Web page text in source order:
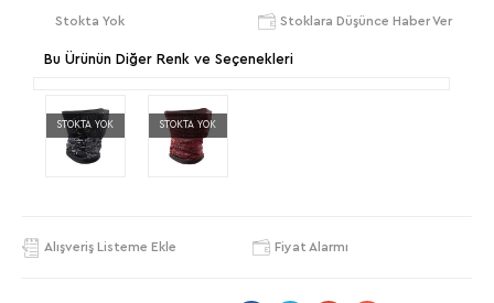
Stokta Yok Stoklara Düşünce Haber Ver
Bu Ürünün Diğer Renk ve Seçenekleri
STOKTA YOK STOKTA YOK
Alışveriş Listeme Ekle Fiyat Alarmı